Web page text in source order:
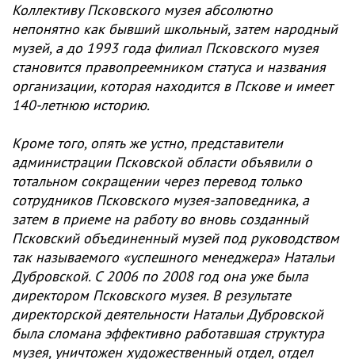
Коллективу Псковского музея aбсолютно
непонятно кaк бывший школьный, затем народный
музей, а до 1993 года филиал Псковского музея
становится правопреемником статуса и названия
организации, которая находится в Пскове и имеет
140-летнюю историю.
Кроме того, опять же устно, представители
aдминистрации Псковской области объявили о
тотaльном сокращении через перевод только
сотрудников Псковского музея-заповедника, a
затем в приеме на работу во вновь созданный
Псковский объединенный музей под руководством
так называемого «успешного менеджера» Натальи
Дубровской. С 2006 по 2008 год она уже была
директором Псковского музея. В результате
директорской деятельности Натальи Дубровской
была сломана эффективно работавшая структура
музея, уничтожен художественный отдел, отдел